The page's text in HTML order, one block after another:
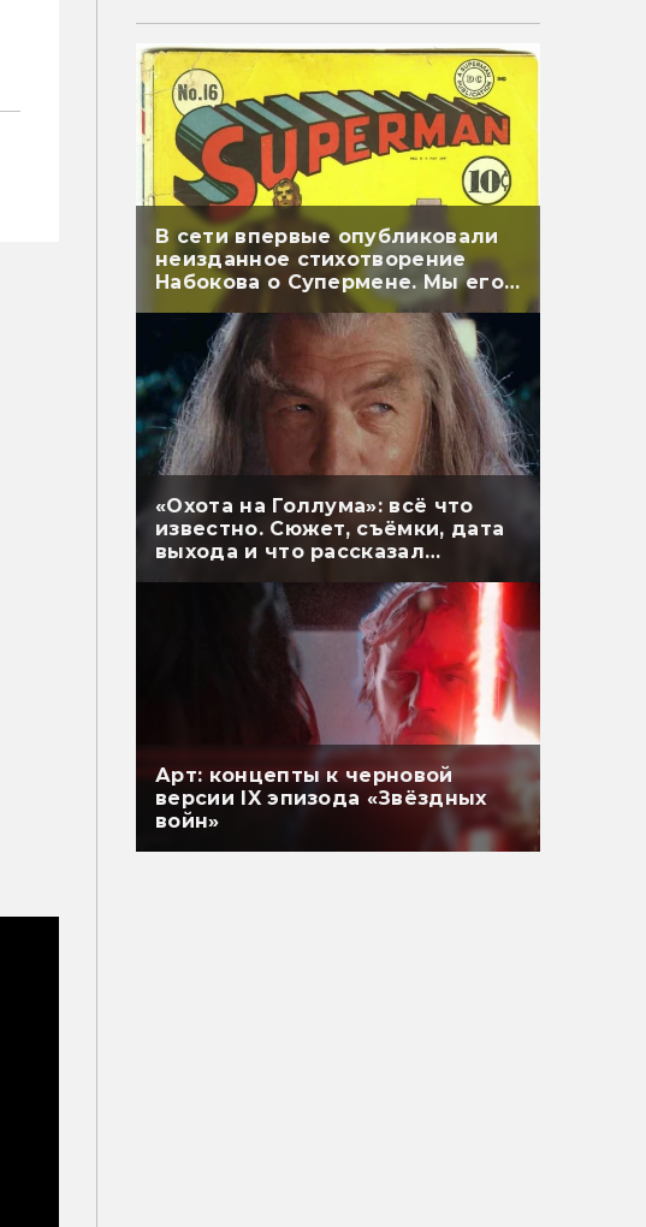
В сети впервые опубликовали
неизданное стихотворение
Набокова о Супермене. Мы его
перевели
«Охота на Голлума»: всё что
известно. Сюжет, съёмки, дата
выхода и что рассказал
Арт: концепты к черновой
версии IX эпизода «Звёздных
войн»